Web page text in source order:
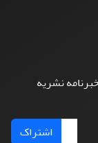
نشریه
اشتراک